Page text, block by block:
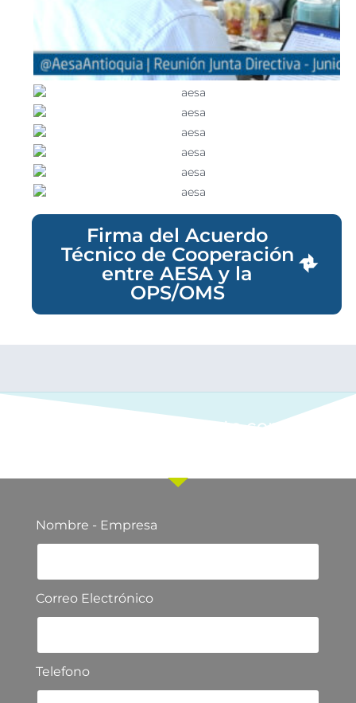
Firma del Acuerdo
Técnico de Cooperación
entre AESA y la
OPS/OMS
Ponte en contacto con
Nombre - Empresa
Correo Electrónico
Telefono